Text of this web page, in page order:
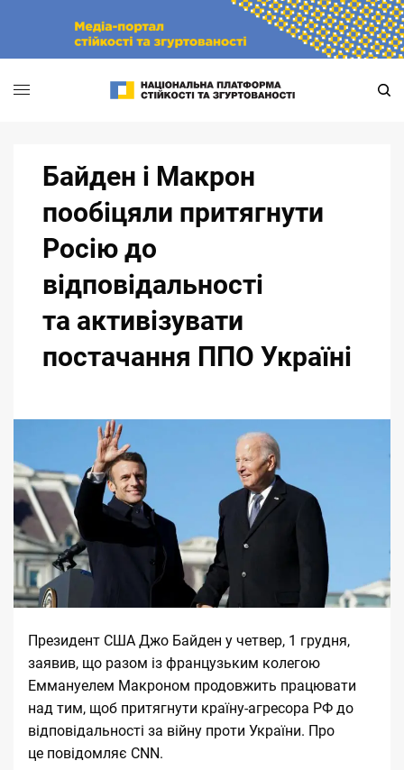
Байден і Макрон
пообіцяли притягнути
Росію до
відповідальності
та активізувати
постачання ППО Україні
Президент США Джо Байден у четвер, 1 грудня,
заявив, що разом із французьким колегою
Еммануелем Макроном продовжить працювати
над тим, щоб притягнути країну-агресора РФ до
відповідальності за війну проти України. Про
це повідомляє CNN.